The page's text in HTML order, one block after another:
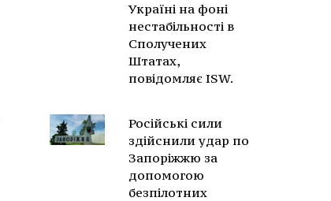
Україні на фоні
нестабільності в
Сполучених
Штатах,
повідомляє ISW.
Російські сили
здійснили удар по
Запоріжжю за
допомогою
безпілотних